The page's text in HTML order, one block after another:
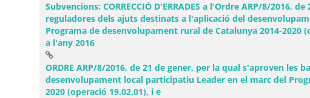
Subvencions: CORRECCIÓ D'ERRADES a l'Ordre ARP/8/2016,
reguladores dels ajuts destinats a l'aplicació del
Programa de desenvolupament rural de Catalunya 2014-2020
a l'any 2016
ORDRE ARP/8/2016, de 21 de gener, per la qual s'aproven les
desenvolupament local participatiu Leader en el marc del
2020 (operació 19.02.01), i e(Obre una finestra nova)